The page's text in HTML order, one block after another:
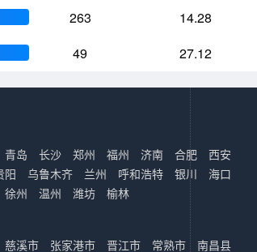
263 14.28
49 27.12
青岛 长沙 郑州 福州 济南 合肥
西安
阳 乌鲁木齐 兰州 呼和浩特 银川
海口
徐州 温州 潍坊 榆林
慈溪市 张家港市 晋江市 常熟市 南昌县